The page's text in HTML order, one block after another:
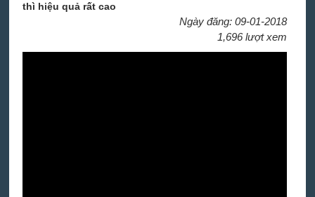
thì hiệu quả rất cao
Ngày đăng: 09-01-2018
1,696 lượt xem